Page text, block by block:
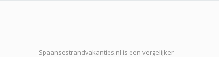
Spaansestrandvakanties.nl is een vergelijker